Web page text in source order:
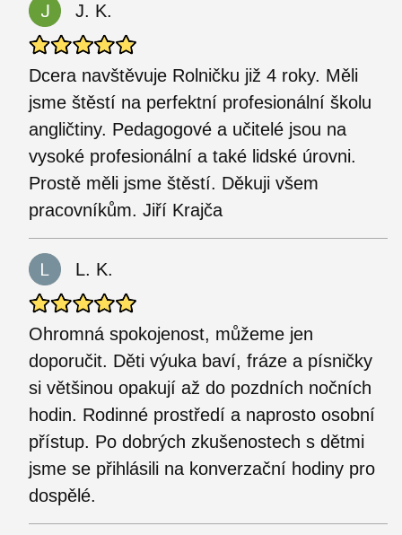
J. K.
Dcera navštěvuje Rolničku již 4 roky. Měli
jsme štěstí na perfektní profesionální školu
angličtiny. Pedagogové a učitelé jsou na
vysoké profesionální a také lidské úrovni.
Prostě měli jsme štěstí. Děkuji všem
pracovníkům. Jiří Krajča
L. K.
Ohromná spokojenost, můžeme jen
doporučit. Děti výuka baví, fráze a písničky
si většinou opakují až do pozdních nočních
hodin. Rodinné prostředí a naprosto osobní
přístup. Po dobrých zkušenostech s dětmi
jsme se přihlásili na konverzační hodiny pro
dospělé.